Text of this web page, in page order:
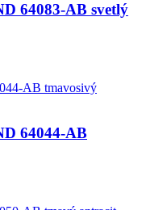
64083-AB svetlý
64044-AB